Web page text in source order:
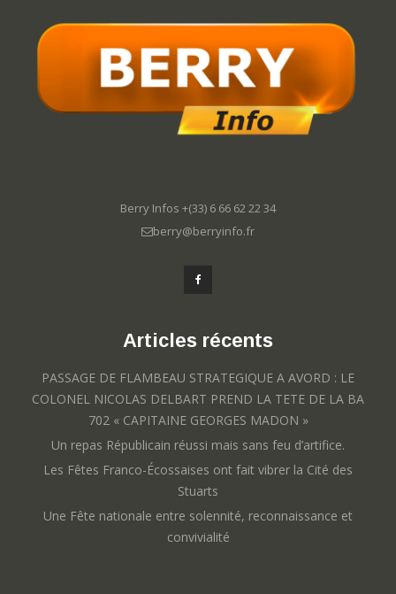
Berry Infos +(33) 6 66 62 22 34
berry@berryinfo.fr
Articles récents
PASSAGE DE FLAMBEAU STRATEGIQUE A AVORD : LE
COLONEL NICOLAS DELBART PREND LA TETE DE LA BA
702 « CAPITAINE GEORGES MADON »
Un repas Républicain réussi mais sans feu d’artifice.
Les Fêtes Franco-Écossaises ont fait vibrer la Cité des
Stuarts
Une Fête nationale entre solennité, reconnaissance et
convivialité